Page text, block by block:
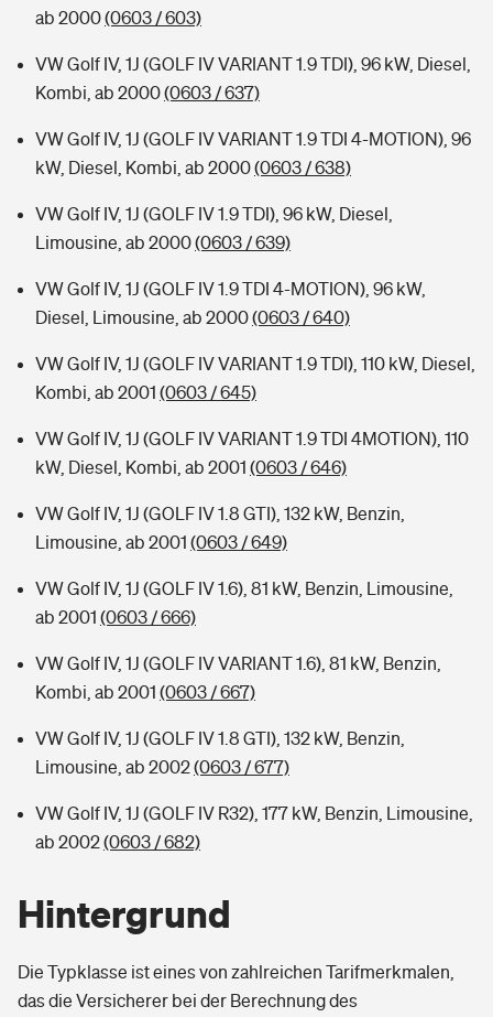
ab 2000(0603 / 603)
VW Golf IV, 1J (GOLF IV VARIANT 1.9 TDI), 96 kW, Diesel,
Kombi, ab 2000(0603 / 637)
VW Golf IV, 1J (GOLF IV VARIANT 1.9 TDI 4-MOTION), 96
kW, Diesel, Kombi, ab 2000(0603 / 638)
VW Golf IV, 1J (GOLF IV 1.9 TDI), 96 kW, Diesel,
Limousine, ab 2000(0603 / 639)
VW Golf IV, 1J (GOLF IV 1.9 TDI 4-MOTION), 96 kW,
Diesel, Limousine, ab 2000(0603 / 640)
VW Golf IV, 1J (GOLF IV VARIANT 1.9 TDI), 110 kW, Diesel,
Kombi, ab 2001 (0603 / 645)
VW Golf IV, 1J (GOLF IV VARIANT 1.9 TDI 4MOTION), 110
kW, Diesel, Kombi, ab 2001 (0603 / 646)
VW Golf IV, 1J (GOLF IV 1.8 GTI), 132 kW, Benzin,
Limousine, ab 2001 (0603 / 649)
VW Golf IV, 1J (GOLF IV 1.6), 81 kW, Benzin, Limousine,
ab 2001 (0603 / 666)
VW Golf IV, 1J (GOLF IV VARIANT 1.6), 81 kW, Benzin,
Kombi, ab 2001 (0603 / 667)
VW Golf IV, 1J (GOLF IV 1.8 GTI), 132 kW, Benzin,
Limousine, ab 2002(0603 / 677)
VW Golf IV, 1J (GOLF IV R32), 177 kW, Benzin, Limousine,
ab 2002(0603 / 682)
Hintergrund
Die Typklasse ist eines von zahlreichen Tarifmerkmalen,
das die Versicherer bei der Berechnung des